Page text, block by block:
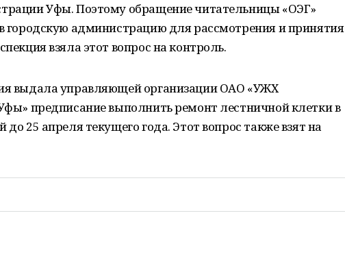
Уфы. Поэтому обращение читательницы «ОЭГ»
городскую администрацию для рассмотрения и принятия
взяла этот вопрос на контроль.
выдала управляющей организации ОАО «УЖХ
предписание выполнить ремонт лестничной клетки в
25 апреля текущего года. Этот вопрос также взят на